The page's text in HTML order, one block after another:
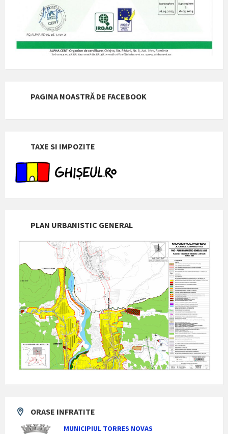
PAGINA NOASTRĂ DE FACEBOOK
TAXE SI IMPOZITE
PLAN URBANISTIC GENERAL
ORASE INFRATITE
MUNICIPIUL TORRES NOVAS